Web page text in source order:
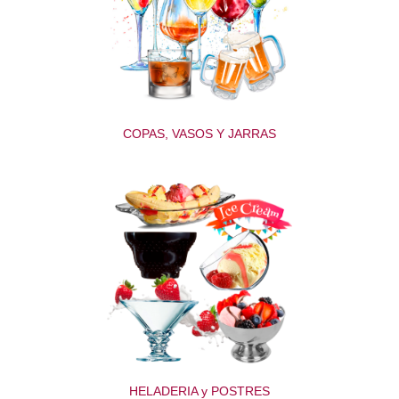
COPAS, VASOS Y JARRAS
HELADERIA y POSTRES